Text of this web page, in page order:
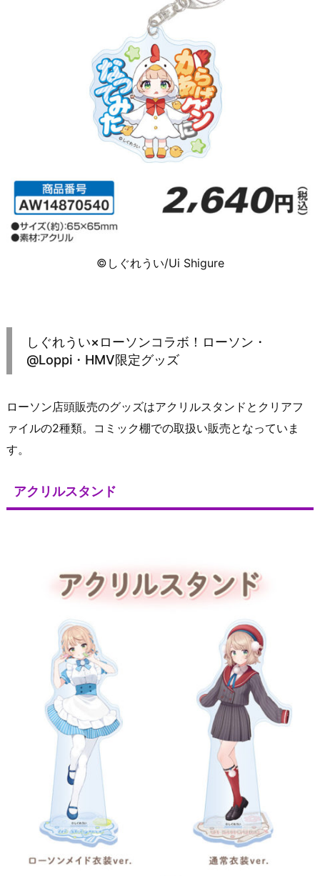
©しぐれうい/Ui Shigure
しぐれうい×ローソンコラボ！ローソン・
@Loppi・HMV限定グッズ
ローソン店頭販売のグッズはアクリルスタンドとクリアフ
ァイルの2種類。コミック棚での取扱い販売となっていま
す。
アクリルスタンド